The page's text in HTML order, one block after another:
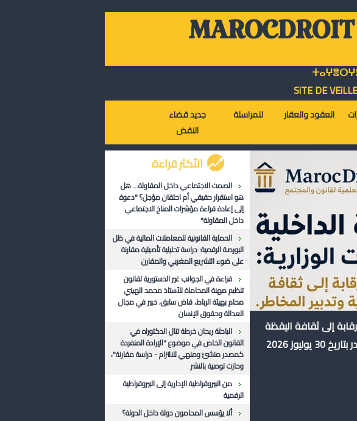
جديد قضاء
النقض
للمراسلة العقود والعقار
الأكثر قراءة
الصمت الاجتماعي داخل المقاولة... هل
هو استقرار حقيقي أم احتقان مؤجل؟ "دعوة
إلى إعادة قراءة مؤشرات المناخ الاجتماعي
داخل المقاولة"
الحماية القانونية للمعاملات المالية في ظل
البورصة الرقمية: دراسة تحليلية تأصيلية مقارنة
على ضوء التشريع المغربي والمقارن
قراءة في الجوانب غير الدستورية لقانون
تنظيم مهنة المحاماة للأستاذ محمد الهيني
محام بهيئة الرباط، قاض سابق، خبير في مجال
العدالة وحقوق الإنسان
الباحثة ريحان خرطة تنال الدكتوراه في
القانون الخاص في موضوع "الإرادة المنفردة
كمصدر منشئ ومنهي للالتزام - دراسة مقارنة"،
وحازت توصية بالنشر
من البيروقراطية الإدارية إلى البيروقراطية
الرقمية
ألا يؤسس المحامون دولة داخل الدولة؟
إلى ثقافة اليقظة
2026